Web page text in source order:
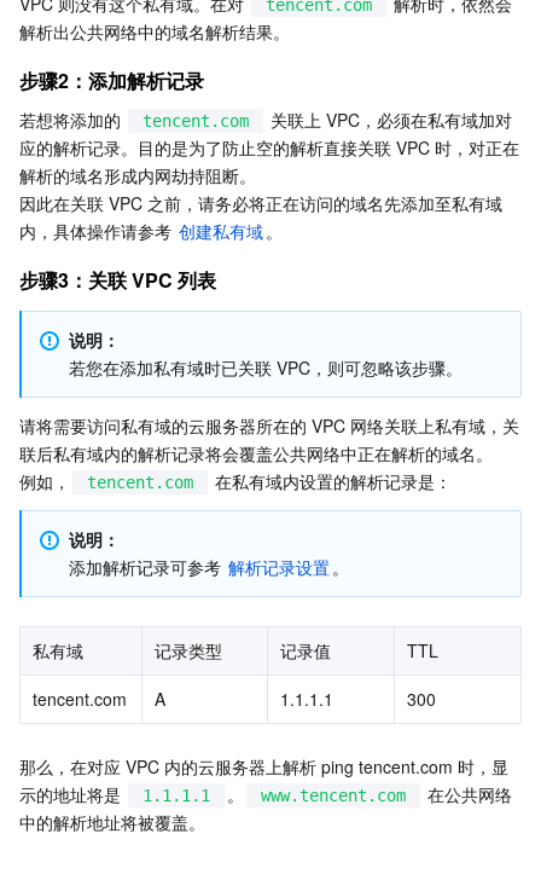
云硬盘
云 HDFS
数据加速器 GooseFS
数据万象
智能媒资托管
云数据库 MySQL
云数据库 MariaDB
云数据库 PostgreSQL
关系型数据库TDSQL
TDSQL-C MySQL 版
TDSQL MySQL 版
NoSQL 数据库
腾讯云分布式缓存数据库（兼容 Redis）
游戏数据库 TcaplusDB
云数据库 Tendis
时序数据库 CTSDB
数据库 SaaS 服务
数据库专家服务
数据库智能管家 DBbrain
数据库管理中心
私有网络
负载均衡
网关负载均衡
专线接入
对等连接
数据安全
数据安全治理中心
密钥管理系统
凭据管理系统
业务安全
验证码
文本内容安全
账号风控平台
安全服务
渗透测试服务
云安全
容器安全服务
SSL 证书
腾讯微卡
办公协同
tencent.com
解析出公共网络中的域名解析结果。
步骤2：添加解析记录
若想将添加的 tencent.com
关联上 VPC，必须在私有域加对
应的解析记录。目的是为了防止空的解析直接关联 VPC 时，对正在
解析的域名形成内网劫持阻断。
因此在关联 VPC 之前，请务必将正在访问的域名先添加至私有域
内，具体操作请参考 创建私有域。
步骤3：关联 VPC 列表
说明：
若您在添加私有域时已关联 VPC，则可忽略该步骤。
请将需要访问私有域的云服务器所在的 VPC 网络关联上私有域，关
联后私有域内的解析记录将会覆盖公共网络中正在解析的域名。
例如，
tencent.com 在私有域内设置的解析记录是：
说明：
添加解析记录可参考 解析记录设置。
私有域 记录类型 记录值
TTL
tencent.com
A 1.1.1.1 300
那么，在对应 VPC 内的云服务器上解析 ping tencent.com 时，显
示的地址将是
1.1.1.1 。 www.tencent.com
在公共网络
中的解析地址将被覆盖。